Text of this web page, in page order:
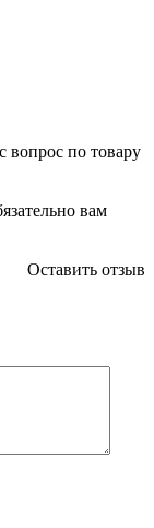
вопрос по товару
вам
Оставить отзыв